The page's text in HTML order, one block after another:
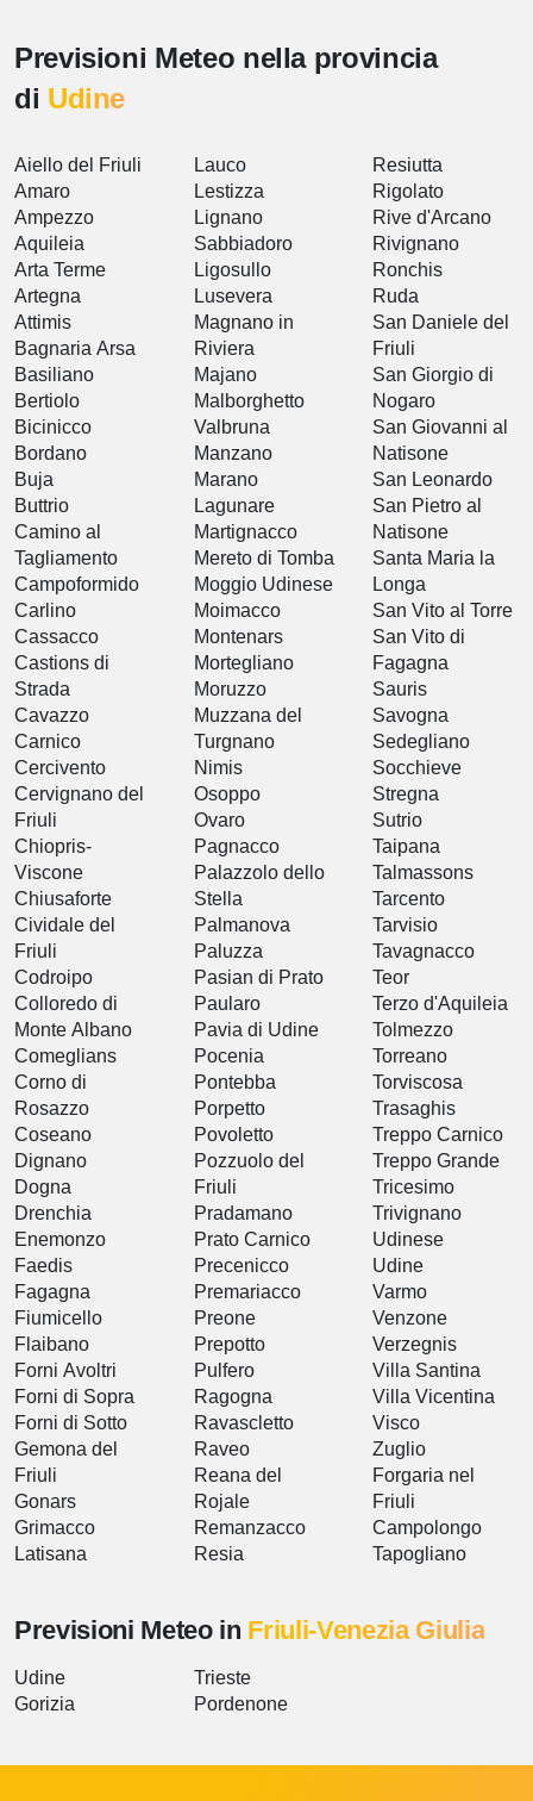
Previsioni Meteo nella provincia
di Udine
Aiello del Friuli
Amaro
Ampezzo
Aquileia
Arta Terme
Artegna
Attimis
Bagnaria Arsa
Basiliano
Bertiolo
Bicinicco
Bordano
Buja
Buttrio
Camino al
Tagliamento
Campoformido
Carlino
Cassacco
Castions di
Strada
Cavazzo
Carnico
Cercivento
Cervignano del
Friuli
Chiopris-
Viscone
Chiusaforte
Cividale del
Friuli
Codroipo
Colloredo di
Monte Albano
Comeglians
Corno di
Rosazzo
Coseano
Dignano
Dogna
Drenchia
Enemonzo
Faedis
Fagagna
Fiumicello
Flaibano
Forni Avoltri
Forni di Sopra
Forni di Sotto
Gemona del
Friuli
Gonars
Grimacco
Latisana
Lauco
Lestizza
Lignano
Sabbiadoro
Ligosullo
Lusevera
Magnano in
Riviera
Majano
Malborghetto
Valbruna
Manzano
Marano
Lagunare
Martignacco
Mereto di Tomba
Moggio Udinese
Moimacco
Montenars
Mortegliano
Moruzzo
Muzzana del
Turgnano
Nimis
Osoppo
Ovaro
Pagnacco
Palazzolo dello
Stella
Palmanova
Paluzza
Pasian di Prato
Paularo
Pavia di Udine
Pocenia
Pontebba
Porpetto
Povoletto
Pozzuolo del
Friuli
Pradamano
Prato Carnico
Precenicco
Premariacco
Preone
Prepotto
Pulfero
Ragogna
Ravascletto
Raveo
Reana del
Rojale
Remanzacco
Resia
Resiutta
Rigolato
Rive d'Arcano
Rivignano
Ronchis
Ruda
San Daniele del
Friuli
San Giorgio di
Nogaro
San Giovanni al
Natisone
San Leonardo
San Pietro al
Natisone
Santa Maria la
Longa
San Vito al Torre
San Vito di
Fagagna
Sauris
Savogna
Sedegliano
Socchieve
Stregna
Sutrio
Taipana
Talmassons
Tarcento
Tarvisio
Tavagnacco
Teor
Terzo d'Aquileia
Tolmezzo
Torreano
Torviscosa
Trasaghis
Treppo Carnico
Treppo Grande
Tricesimo
Trivignano
Udinese
Udine
Varmo
Venzone
Verzegnis
Villa Santina
Villa Vicentina
Visco
Zuglio
Forgaria nel
Friuli
Campolongo
Tapogliano
Previsioni Meteo in Friuli-Venezia Giulia
Udine
Gorizia
Trieste
Pordenone